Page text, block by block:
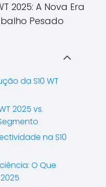
da S10 WT
2025 vs.
na S10
O Que